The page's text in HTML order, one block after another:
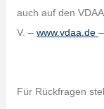
auch auf den
V. – www.vdaa.de
Für Rückfragen